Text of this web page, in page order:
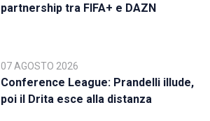
partnership tra FIFA+ e DAZN
07 AGOSTO 2026
Conference League: Prandelli illude,
poi il Drita esce alla distanza